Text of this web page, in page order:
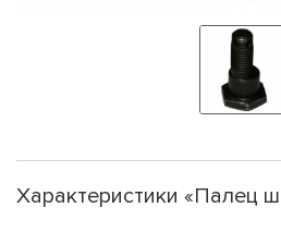
Характеристики «Палец